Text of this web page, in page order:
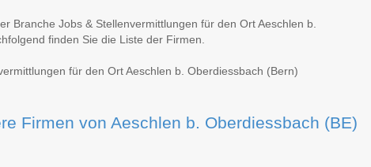
Branche Jobs & Stellenvermittlungen für den Ort Aeschlen b.
finden Sie die Liste der Firmen.
für den Ort Aeschlen b. Oberdiessbach (Bern)
Firmen von Aeschlen b. Oberdiessbach (BE)